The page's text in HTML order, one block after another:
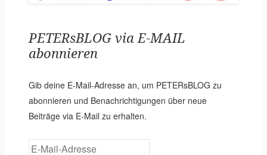
PETERsBLOG via E-MAIL
abonnieren
Gib deine E-Mail-Adresse an, um PETERsBLOG zu
abonnieren und Benachrichtigungen über neue
Beiträge via E-Mail zu erhalten.
E